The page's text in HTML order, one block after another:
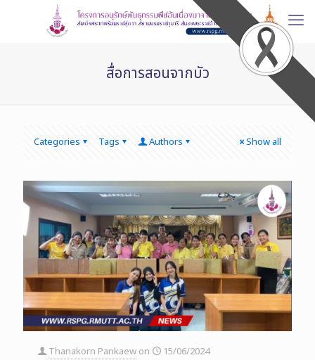
สื่อการสอนจากบัว
Categories Tags Authors Show all
Thanakorn Pankaew on
15/06/2024